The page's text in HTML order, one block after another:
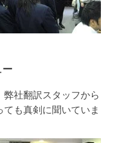
ー
社翻訳スタッフから
も真剣に聞いていま